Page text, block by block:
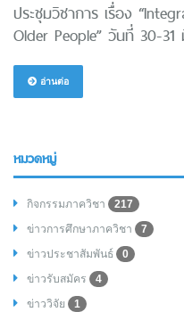
ประชุมวิชาการ เรื่อง
Older People” วันที่ 30-
อ่านต่อ
หมวดหมู่
กิจกรรมภาควิชา
217
ข่าวการศึกษาภาควิชา
7
ข่าวประชาสัมพันธ์
0
ข่าวรับสมัคร
4
ข่าววิจัย
1